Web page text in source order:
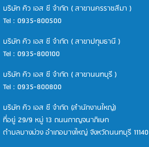
บริษัท คิว เอส ซี จำกัด ( สาขานครราชสีมา )
Tel : 0935-800500
บริษัท คิว เอส ซี จำกัด ( สาขาปทุมธานี )
Tel : 0935-800100
บริษัท คิว เอส ซี จำกัด ( สาขานนทบุรี )
Tel : 0935-800800
บริษัท คิว เอส ซี จำกัด (สำนักงานใหญ่)
ที่อยู่ 29/9 หมู่ 13 ถนนกาญจนาภิเษก
ตำบลบางม่วง อำเภอบางใหญ่ จังหวัดนนทบุรี 11140